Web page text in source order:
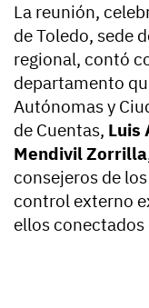
La reunión,
de Toledo, sede
regional, contó
departamento
Autónomas y
de Cuentas, Luis
Mendivil Zorrilla
consejeros de
control externo
ellos